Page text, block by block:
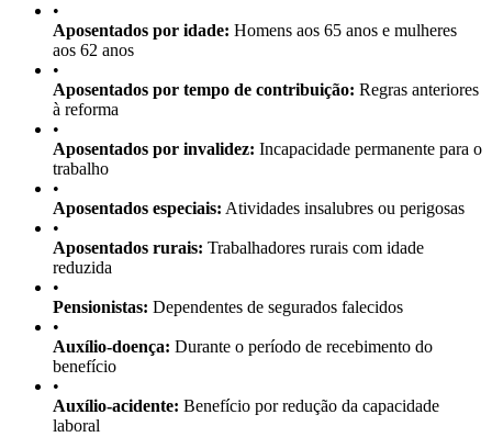
•
Aposentados por idade: Homens aos 65 anos e mulheres
aos 62 anos
•
Aposentados por tempo de contribuição: Regras anteriores
à reforma
•
Aposentados por invalidez: Incapacidade permanente para o
trabalho
•
Aposentados especiais: Atividades insalubres ou perigosas
•
Aposentados rurais: Trabalhadores rurais com idade
reduzida
•
Pensionistas: Dependentes de segurados falecidos
•
Auxílio-doença: Durante o período de recebimento do
benefício
•
Auxílio-acidente: Benefício por redução da capacidade
laboral